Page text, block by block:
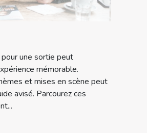
une sortie peut
mémorable.
et mises en scène peut
avisé. Parcourez ces